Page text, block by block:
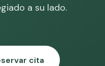
a su lado.
cita